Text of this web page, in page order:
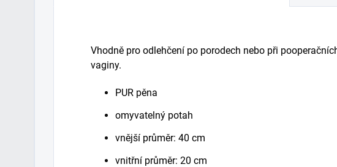
Vhodně pro odlehčení po porodech nebo při
vaginy.
PUR pěna
omyvatelný potah
vnější průměr: 40 cm
vnitřní průměr: 20 cm